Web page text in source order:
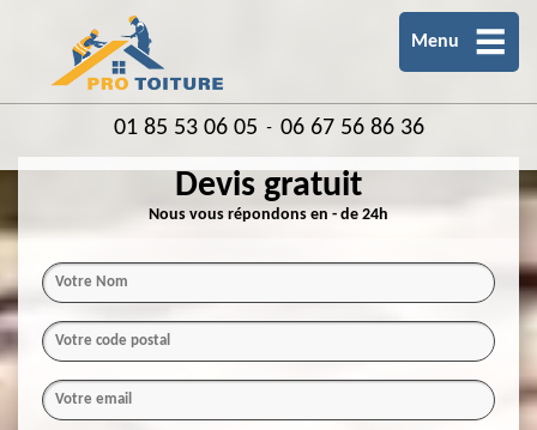
Menu
01 85 53 06 05 - 06 67 56 86 36
Devis gratuit
Nous vous répondons en - de 24h